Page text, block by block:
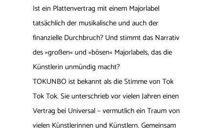
Ist ein Plattenvertrag mit einem Majorlabel
tatsächlich der musikalische und auch der
finanzielle Durchbruch? Und stimmt das Narrativ
des »großen« und »bösen« Majorlabels, das die
Künstlerin unmündig macht?
TOKUNBO ist bekannt als die Stimme von Tok
Tok Tok. Sie unterschrieb vor vielen Jahren einen
Vertrag bei Universal – vermutlich ein Traum von
vielen Künstlerinnen und Künstlern. Gemeinsam